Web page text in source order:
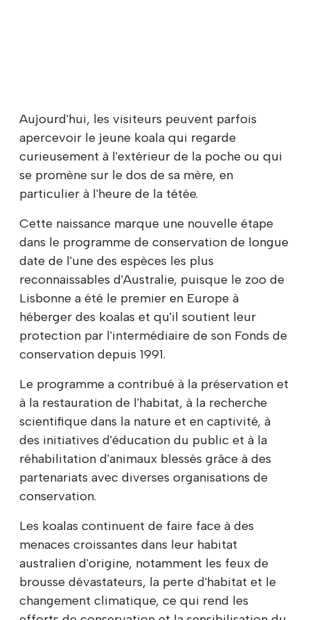
Aujourd'hui, les visiteurs peuvent parfois
apercevoir le jeune koala qui regarde
curieusement à l'extérieur de la poche ou qui
se promène sur le dos de sa mère, en
particulier à l'heure de la tétée.
Cette naissance marque une nouvelle étape
dans le programme de conservation de longue
date de l'une des espèces les plus
reconnaissables d'Australie, puisque le zoo de
Lisbonne a été le premier en Europe à
héberger des koalas et qu'il soutient leur
protection par l'intermédiaire de son Fonds de
conservation depuis 1991.
Le programme a contribué à la préservation et
à la restauration de l'habitat, à la recherche
scientifique dans la nature et en captivité, à
des initiatives d'éducation du public et à la
réhabilitation d'animaux blessés grâce à des
partenariats avec diverses organisations de
conservation.
Les koalas continuent de faire face à des
menaces croissantes dans leur habitat
australien d'origine, notamment les feux de
brousse dévastateurs, la perte d'habitat et le
changement climatique, ce qui rend les